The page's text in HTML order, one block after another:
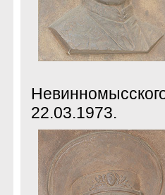
22.03.1973.